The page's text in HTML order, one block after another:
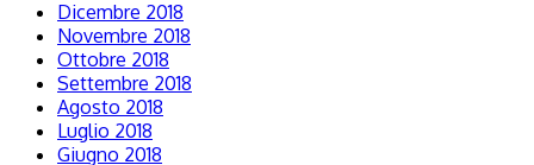
Dicembre 2018
Novembre 2018
Ottobre 2018
Settembre 2018
Agosto 2018
Luglio 2018
Giugno 2018